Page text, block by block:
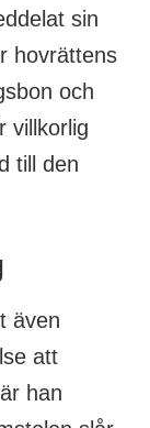
sin
hovrättens
och
villkorlig
till den
även
att
han